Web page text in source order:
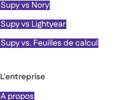
Supy vs Nory
Supy vs Lightyear
Supy vs. Feuilles de calcul
L'entreprise
À propos